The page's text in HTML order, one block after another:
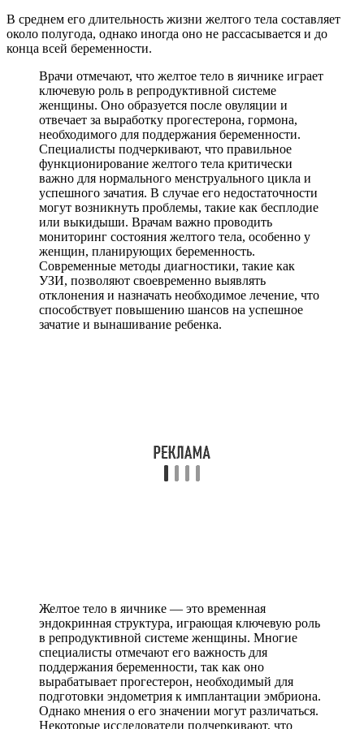
В среднем его длительность жизни желтого тела составляет
около полугода, однако иногда оно не рассасывается и до
конца всей беременности.
Врачи отмечают, что желтое тело в яичнике играет
ключевую роль в репродуктивной системе
женщины. Оно образуется после овуляции и
отвечает за выработку прогестерона, гормона,
необходимого для поддержания беременности.
Специалисты подчеркивают, что правильное
функционирование желтого тела критически
важно для нормального менструального цикла и
успешного зачатия. В случае его недостаточности
могут возникнуть проблемы, такие как бесплодие
или выкидыши. Врачам важно проводить
мониторинг состояния желтого тела, особенно у
женщин, планирующих беременность.
Современные методы диагностики, такие как
УЗИ, позволяют своевременно выявлять
отклонения и назначать необходимое лечение, что
способствует повышению шансов на успешное
зачатие и вынашивание ребенка.
Желтое тело в яичнике — это временная
эндокринная структура, играющая ключевую роль
в репродуктивной системе женщины. Многие
специалисты отмечают его важность для
поддержания беременности, так как оно
вырабатывает прогестерон, необходимый для
подготовки эндометрия к имплантации эмбриона.
Однако мнения о его значении могут различаться.
Некоторые исследователи подчеркивают, что